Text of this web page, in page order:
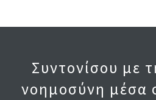
Συντονίσου με
νοημοσύνη μέσα